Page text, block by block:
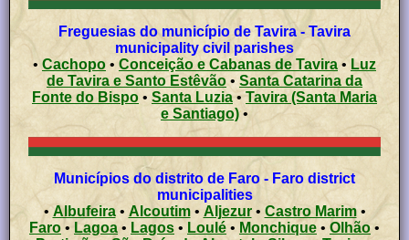
Freguesias do município de Tavira - Tavira
municipality civil parishes
• Cachopo • Conceição e Cabanas de Tavira • Luz
de Tavira e Santo Estêvão • Santa Catarina da
Fonte do Bispo • Santa Luzia•Tavira (Santa Maria
e Santiago) •
Municípios do distrito de Faro - Faro district
municipalities
•Albufeira• Alcoutim• Aljezur• Castro Marim•
Faro • Lagoa • Lagos • Loulé • Monchique • Olhão •